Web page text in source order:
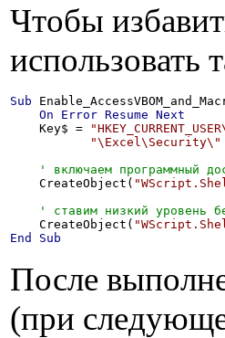
Чтобы
использовать
Sub
On
Error Resume Next
    Key$ =
"\Excel\Security\"
    CreateObject(
    CreateObject(
End
Sub
После
(при